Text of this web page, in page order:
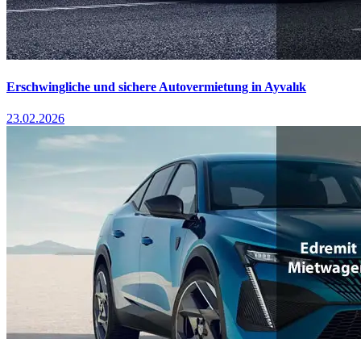
Erschwingliche und sichere Autovermietung in Ayvalık
23.02.2026